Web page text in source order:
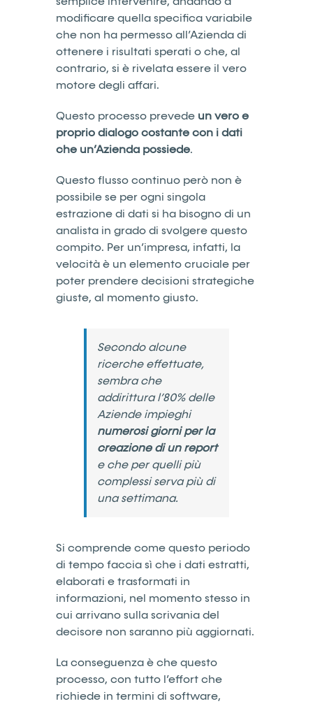
modificare quella specifica variabile
che non ha permesso all’Azienda di
ottenere i risultati sperati o che, al
contrario, si è rivelata essere il vero
motore degli affari.
Questo processo prevede un vero e
proprio dialogo costante con i dati
che un’Azienda possiede.
Questo flusso continuo però non è
possibile se per ogni singola
estrazione di dati si ha bisogno di un
analista in grado di svolgere questo
compito. Per un’impresa, infatti, la
velocità è un elemento cruciale per
poter prendere decisioni strategiche
giuste, al momento giusto.
Secondo alcune
ricerche effettuate,
sembra che
addirittura l’80% delle
Aziende impieghi
numerosi giorni per la
creazione di un report
e che per quelli più
complessi serva più di
una settimana.
Si comprende come questo periodo
di tempo faccia sì che i dati estratti,
elaborati e trasformati in
informazioni, nel momento stesso in
cui arrivano sulla scrivania del
decisore non saranno più aggiornati.
La conseguenza è che questo
processo, con tutto l’effort che
richiede in termini di software,